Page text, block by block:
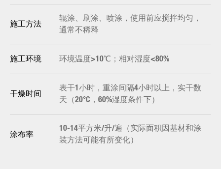
施工方法
辊涂、刷涂、喷涂，使用前应搅拌均匀，
通常不稀释
施工环境 环境温度>10℃；相对湿度<80%
干燥时间
表干1小时，重涂间隔4小时以上，实干数
天（20°C，60%湿度条件下）
涂布率
10-14平方米/升/遍（实际面积因基材和涂
装方法可能有所变化）